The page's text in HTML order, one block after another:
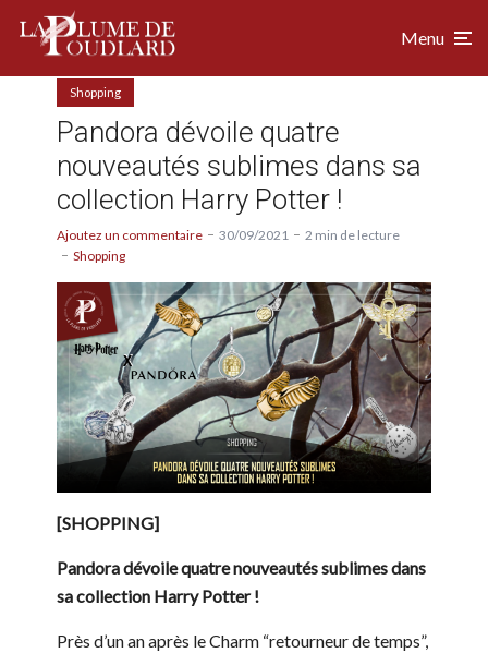
Menu
Shopping
Pandora dévoile quatre
nouveautés sublimes dans sa
collection Harry Potter !
Ajoutez un commentaire 30/09/2021
2 min de lecture
Shopping
[SHOPPING]
Pandora dévoile quatre nouveautés sublimes dans
sa collection Harry Potter !
Près d’un an après le Charm “retourneur de temps”,